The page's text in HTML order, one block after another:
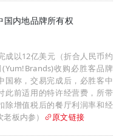
国内地品牌所有权
成以12亿美元（折合人民币约
收购必胜客品牌
国称，交易完成后，必胜客中
此前适用的特许经营费，所带
除增值税后的餐厅利润率和经
板内参）
原文链接